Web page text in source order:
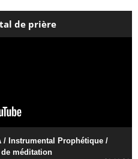
de prière
/ Instrumental Prophétique /
méditation